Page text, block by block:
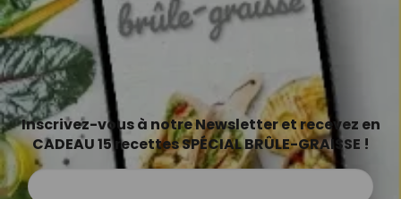
Inscrivez-vous à notre Newsletter et recevez en
CADEAU 15 recettes SPÉCIAL BRÛLE-GRAISSE !